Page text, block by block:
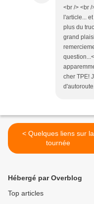
<br /> <br
l'article...
plus du
grand
cher TPE!
< Quelques liens sur la
tournée
Hébergé par Overblog
Top articles